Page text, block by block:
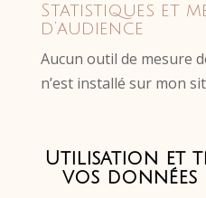
Statistiques et
d’audience
Aucun outil de mesure
n’est installé sur mon
Utilisation et
vos données